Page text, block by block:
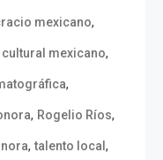
mexicano,
mexicano,
,
, Rogelio Ríos,
,talento local ,